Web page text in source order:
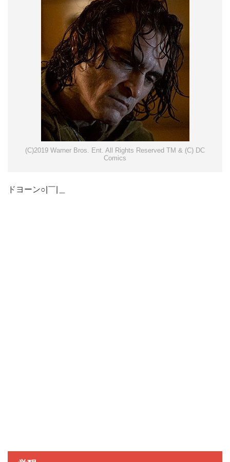
(C)2019 Warner Bros. Ent. All Rights Reserved TM & (C) DC
Comics
ドヨーン○|￣|＿